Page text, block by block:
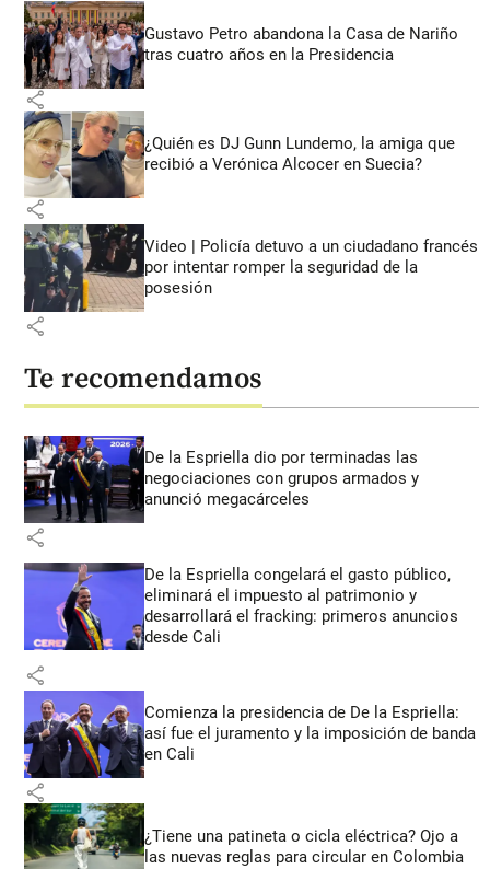
Gustavo Petro abandona la Casa de Nariño
tras cuatro años en la Presidencia
share
¿Quién es DJ Gunn Lundemo, la amiga que
recibió a Verónica Alcocer en Suecia?
share
Video | Policía detuvo a un ciudadano francés
por intentar romper la seguridad de la
posesión
share
Te recomendamos
De la Espriella dio por terminadas las
negociaciones con grupos armados y
anunció megacárceles
share
De la Espriella congelará el gasto público,
eliminará el impuesto al patrimonio y
desarrollará el fracking: primeros anuncios
desde Cali
share
Comienza la presidencia de De la Espriella:
así fue el juramento y la imposición de banda
en Cali
share
¿Tiene una patineta o cicla eléctrica? Ojo a
las nuevas reglas para circular en Colombia